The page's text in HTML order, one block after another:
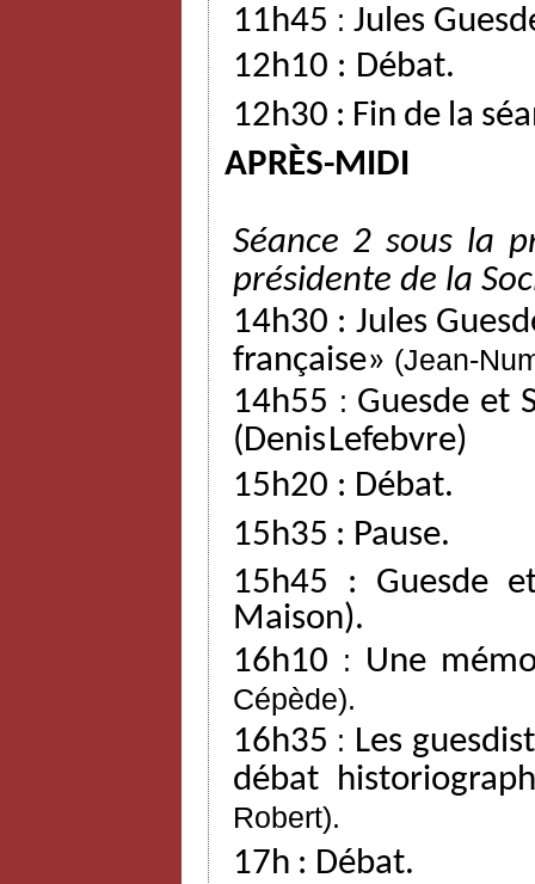
11h45 : Jules
12h10 : Débat.
12h30 : Fin de la
APRÈS-MIDI
Séance 2 sous la
présidente de la
14h30 : Jules
française» (Jean-
14h55 : Guesde et
(DenisLefebvre)
15h20 : Débat.
15h35 : Pause.
15h45
: Guesde
Maison).
16h10 : Une
Cépède).
16h35 : Les
débat
Robert).
17h : Débat.